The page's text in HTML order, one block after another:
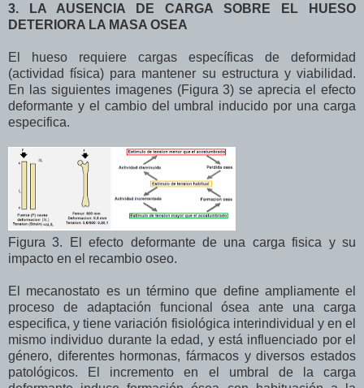
3. LA AUSENCIA DE CARGA SOBRE EL HUESO
DETERIORA LA MASA OSEA
El hueso requiere cargas específicas de deformidad
(actividad física) para mantener su estructura y viabilidad.
En las siguientes imagenes (Figura 3) se aprecia el efecto
deformante y el cambio del umbral inducido por una carga
especifica.
Figura 3. El efecto deformante de una carga fisica y su
impacto en el recambio oseo.
El mecanostato es un término que define ampliamente el
proceso de adaptación funcional ósea ante una carga
especifica, y tiene variación fisiológica interindividual y en el
mismo individuo durante la edad, y está influenciado por el
género, diferentes hormonas, fármacos y diversos estados
patológicos. El incremento en el umbral de la carga